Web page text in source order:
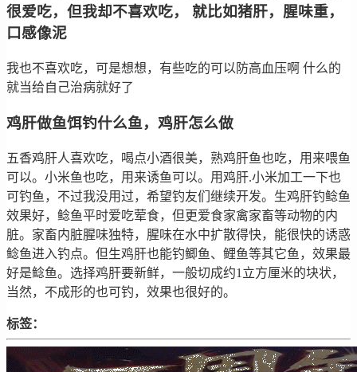
很爱吃，但我却不喜欢吃， 就比如猪肝，腥味重，
口感像泥
我也不喜欢吃，可是想想，有些吃的可以防高血压啊 什么的
就当给自己治病就好了
鸡肝做鱼饵钓什么鱼，鸡肝怎么做
五香鸡肝人喜欢吃，喝点小酒很美，熟鸡肝鱼也吃，用来喂鱼
可以。小米鱼也吃，用来诱鱼可以。用鸡肝.小米加工一下也
可钓鱼，不过我没用过，希望钓友们继续开发。生鸡肝钓鲶鱼
效果好，鲶鱼平时爱吃荤食，但更爱食家禽家畜等动物的内
脏。家畜内脏腥味独特，腥味在水中扩散得快，能很快的诱惑
鲶鱼进入钓点。但生鸡肝也能钓鲫鱼、鲤鱼等其它鱼，效果最
好是鲶鱼。选择鸡肝要新鲜，一般切成约1立方厘米的块状，
当然，不成形的也可钓，效果也很好的。
标签：